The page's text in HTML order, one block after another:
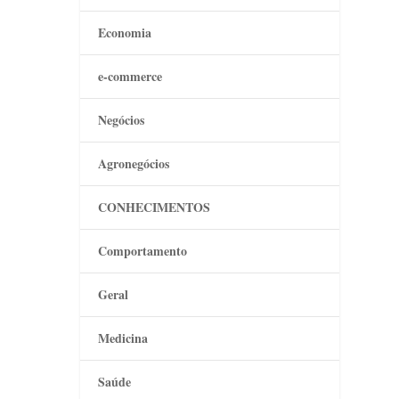
Economia
e-commerce
Negócios
Agronegócios
CONHECIMENTOS
Comportamento
Geral
Medicina
Saúde